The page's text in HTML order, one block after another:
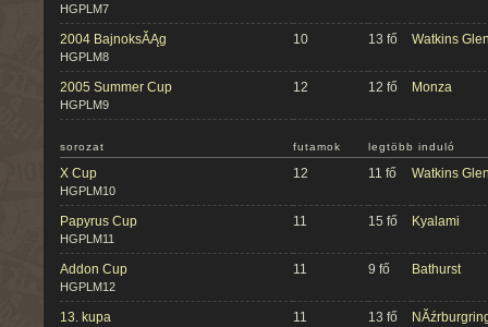
HGPLM7
2004 BajnoksĂĄg
HGPLM8
10 13 fő Watkins
2005 Summer Cup
HGPLM9
12 12 fő Monza
sorozat futamok legtöbb induló
X Cup
HGPLM10
12 11 fő Watkins
Papyrus Cup
HGPLM11
11 15 fő Kyalami
Addon Cup
HGPLM12
11 9 fő Bathurst
13. kupa 11 13 fő